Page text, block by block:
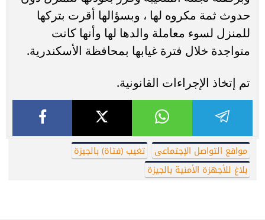
حدوث ثمة مكروه لها ، وبسؤالها أقرت بتركها
للمنزل لسوء معاملة والدها لها وأنها كانت
متواجدة خلال فترة غيابها بمحافظة الأسكندرية.
تم إتخاذ الإجراءات القانونية.
مواقع التواصل الإجتماعى
تغيب (فتاة) بالجيزة
بلاغ للأجهزة الأمنية بالجيزة